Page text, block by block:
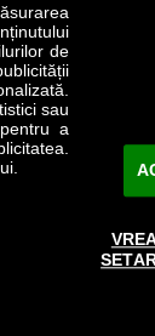
OPINII
Magazin
revista acasă
de
sau
a